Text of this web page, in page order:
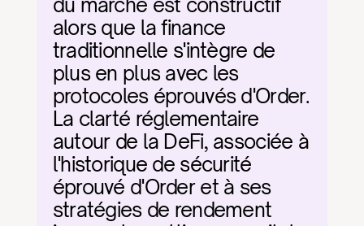
du marché est constructif
alors que la finance
traditionnelle s'intègre de
plus en plus avec les
protocoles éprouvés d'Order.
La clarté réglementaire
autour de la DeFi, associée à
l'historique de sécurité
éprouvé d'Order et à ses
stratégies de rendement